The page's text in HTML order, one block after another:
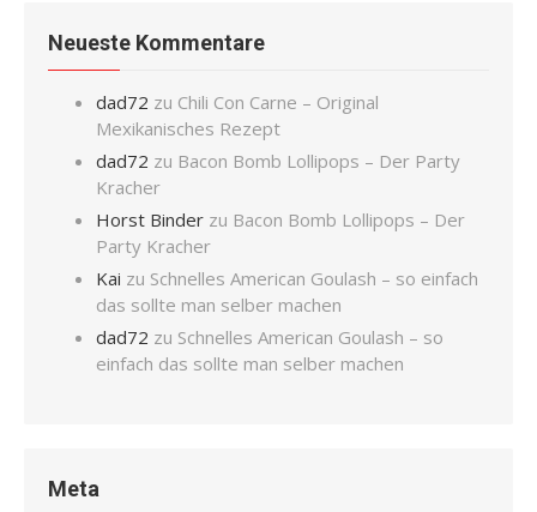
Neueste Kommentare
dad72 zu Chili Con Carne – Original
Mexikanisches Rezept
dad72 zu Bacon Bomb Lollipops – Der Party
Kracher
Horst Binder zu Bacon Bomb Lollipops – Der
Party Kracher
Kai zu Schnelles American Goulash – so einfach
das sollte man selber machen
dad72 zu Schnelles American Goulash – so
einfach das sollte man selber machen
Meta